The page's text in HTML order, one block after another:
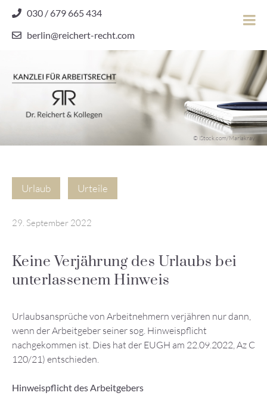
content
030 / 679 665 434
berlin@reichert-recht.com
Dr.
Reichert
Arbeitsrecht
© iStock.com/Mariakray
Urlaub Urteile
29. September 2022
Keine Verjährung des Urlaubs bei
unterlassenem Hinweis
Urlaubsansprüche von Arbeitnehmern verjähren nur dann,
wenn der Arbeitgeber seiner sog. Hinweispflicht
nachgekommen ist. Dies hat der EUGH am 22.09.2022, Az C
120/21) entschieden.
Hinweispflicht des Arbeitgebers